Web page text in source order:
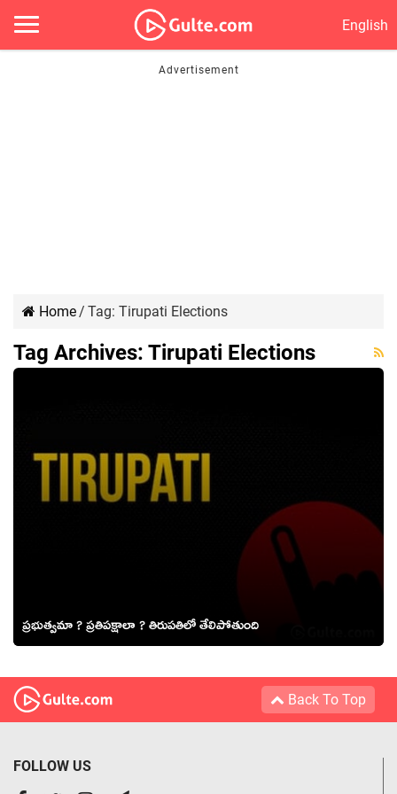
English
Home/ Tag: Tirupati Elections
Tag Archives: Tirupati Elections
ప్రభుత్వమా ? ప్రతిపక్షాలా ? తిరుపతిలో తేలిపోతుంది
Back To Top
FOLLOW US